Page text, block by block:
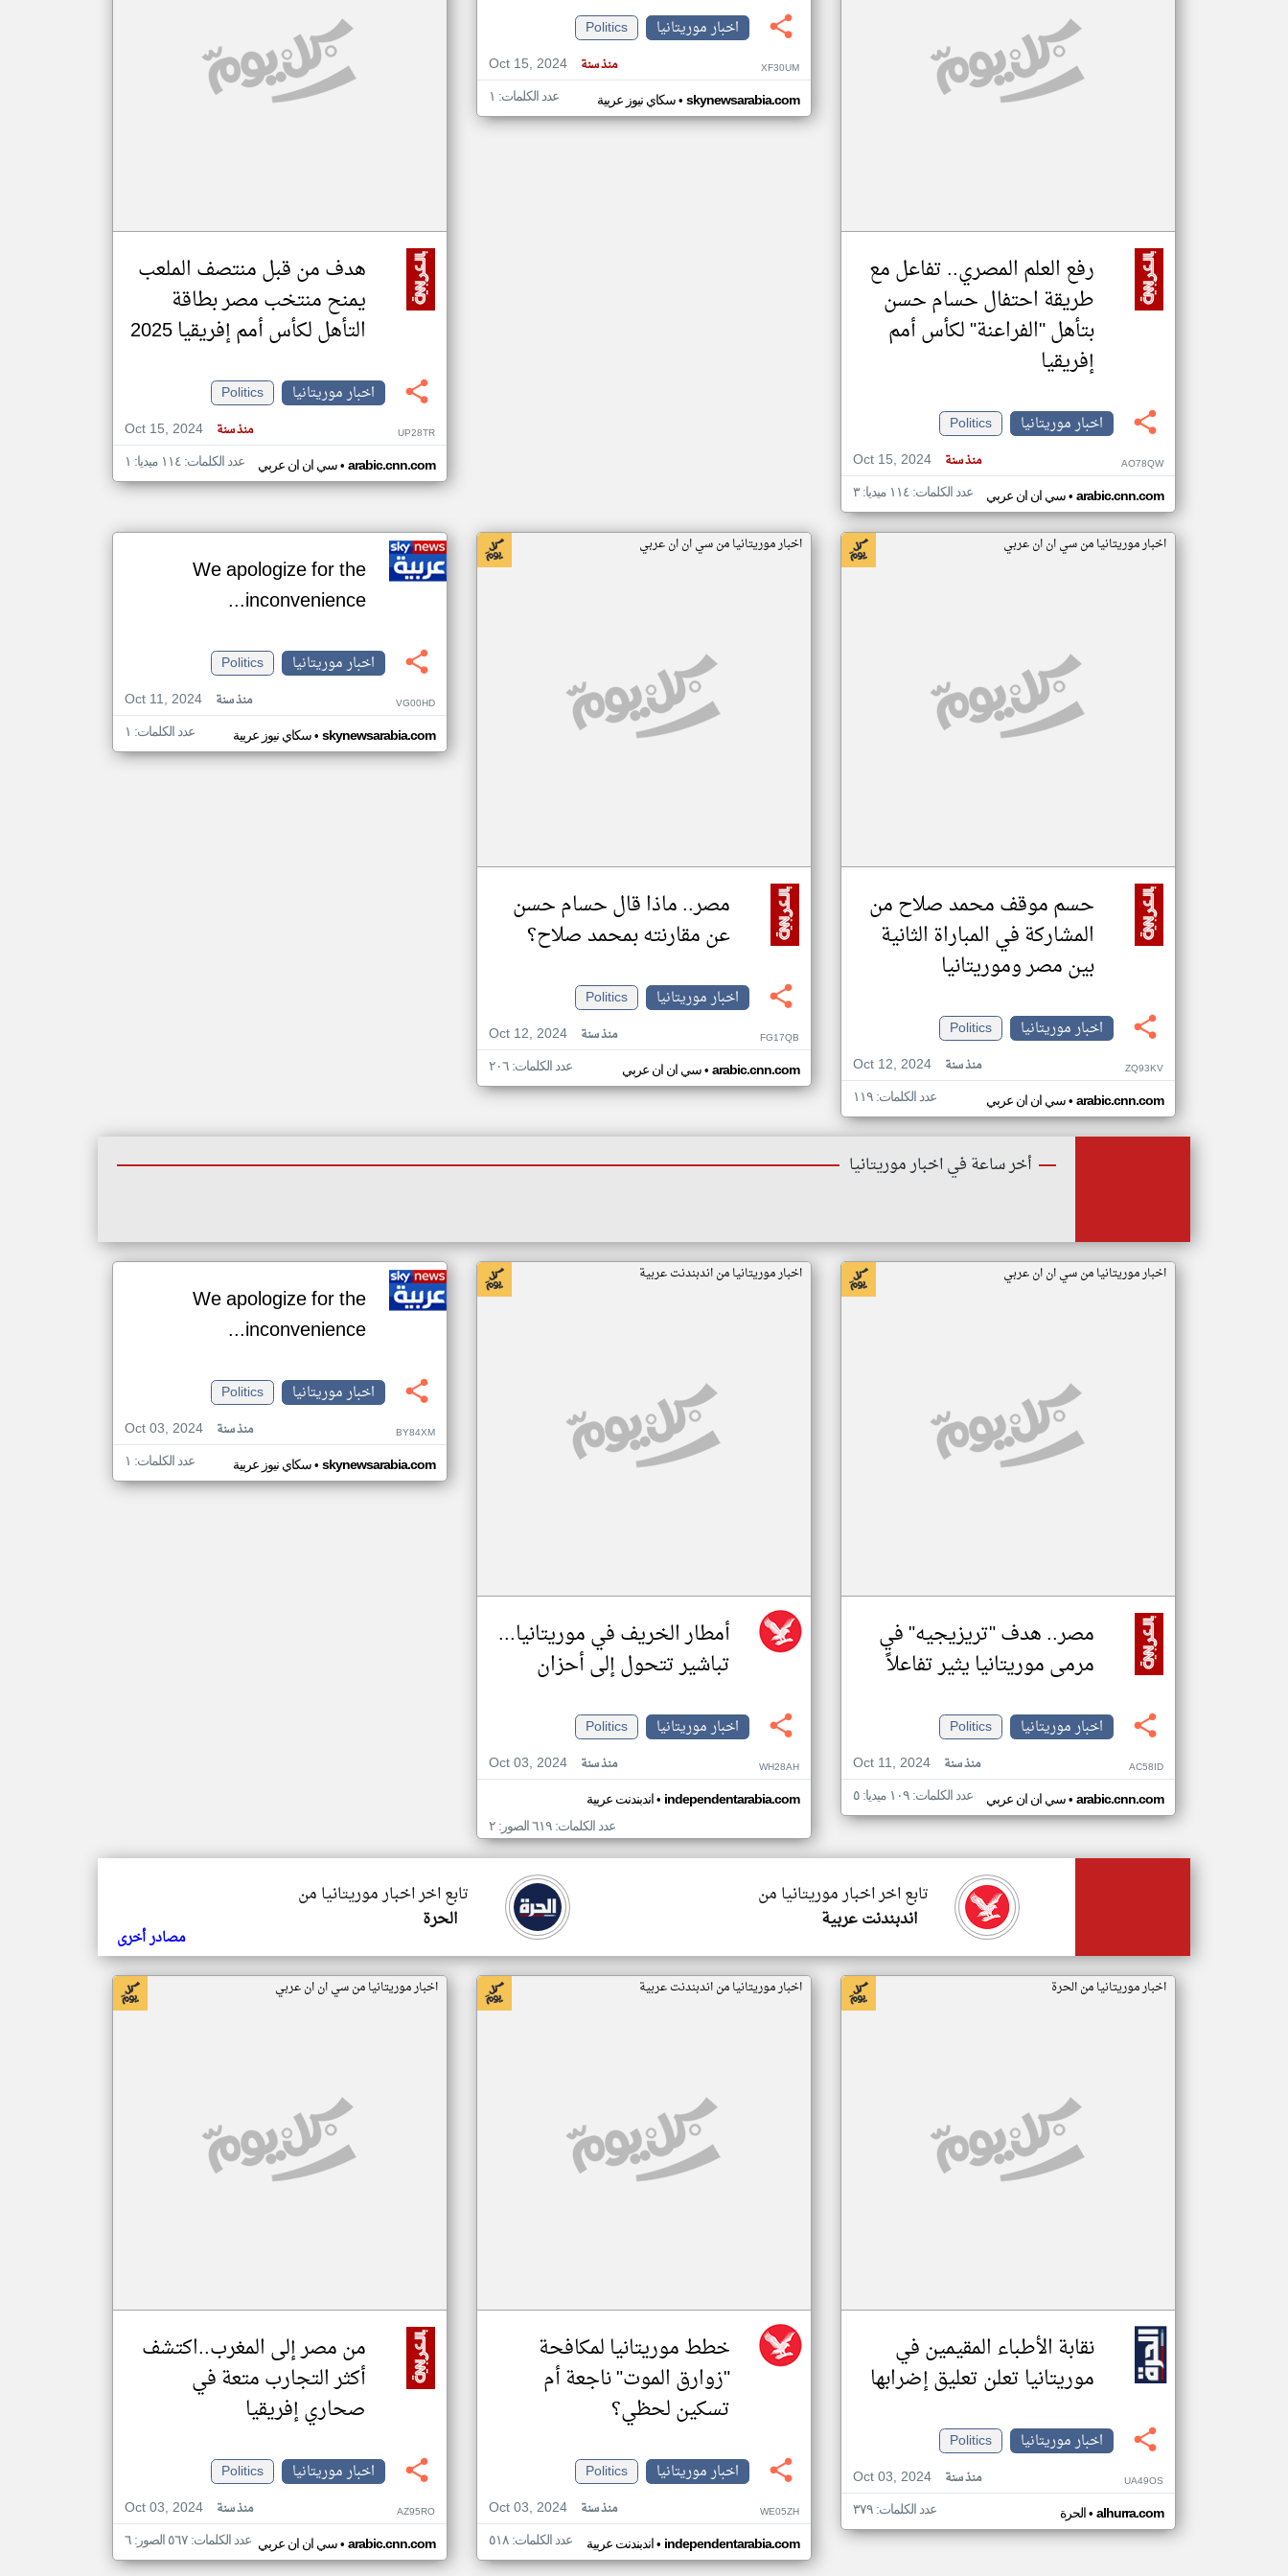
مصادر الأخبار من موريتانيا
رفع العلم المصري.. تفاعل مع
طريقة احتفال حسام حسن
بتأهل "الفراعنة" لكأس أمم
إفريقيا
اخبار موريتانيا
Politics
Oct 15, 2024
منذ سنة AO78QW
سي ان ان عربي• arabic.cnn.com عدد الكلمات: ١١٤ ميديا: ٣
اخبار موريتانيا
Politics
Oct 15, 2024
منذ سنة XF30UM
سكاي نيوز عربية• skynewsarabia.com عدد الكلمات: ١
هدف من قبل منتصف الملعب
يمنح منتخب مصر بطاقة
التأهل لكأس أمم إفريقيا 2025
اخبار موريتانيا
Politics
Oct 15, 2024
منذ سنة UP28TR
سي ان ان عربي• arabic.cnn.com عدد الكلمات: ١١٤ ميديا: ١
اخبار موريتانيا من سي ان ان عربي
حسم موقف محمد صلاح من
المشاركة في المباراة الثانية
بين مصر وموريتانيا
اخبار موريتانيا
Politics
Oct 12, 2024
منذ سنة ZQ93KV
سي ان ان عربي• arabic.cnn.com عدد الكلمات: ١١٩
اخبار موريتانيا من سي ان ان عربي
مصر.. ماذا قال حسام حسن
عن مقارنته بمحمد صلاح؟
اخبار موريتانيا
Politics
Oct 12, 2024
منذ سنة FG17QB
سي ان ان عربي• arabic.cnn.com عدد الكلمات: ٢٠٦
We apologize for the
inconvenience...
اخبار موريتانيا
Politics
Oct 11, 2024
منذ سنة VG00HD
سكاي نيوز عربية• skynewsarabia.com عدد الكلمات: ١
أخر ساعة في اخبار موريتانيا
اخبار موريتانيا من سي ان ان عربي
مصر.. هدف "تريزيجيه" في
مرمى موريتانيا يثير تفاعلاً
اخبار موريتانيا
Politics
Oct 11, 2024
منذ سنة AC58ID
سي ان ان عربي• arabic.cnn.com عدد الكلمات: ١٠٩ ميديا: ٥
اخبار موريتانيا من اندبندنت عربية
أمطار الخريف في موريتانيا...
تباشير تتحول إلى أحزان
اخبار موريتانيا
Politics
Oct 03, 2024
منذ سنة WH28AH
اندبندنت عربية• independentarabia.com
عدد الكلمات: ٦١٩ الصور: ٢
We apologize for the
inconvenience...
اخبار موريتانيا
Politics
Oct 03, 2024
منذ سنة BY84XM
سكاي نيوز عربية• skynewsarabia.com عدد الكلمات: ١
تابع اخر اخبار موريتانيا من
الحرة
تابع اخر اخبار موريتانيا من
اندبندنت عربية
مصادر أخرى
اخبار موريتانيا من الحرة
نقابة الأطباء المقيمين في
موريتانيا تعلن تعليق إضرابها
اخبار موريتانيا
Politics
Oct 03, 2024
منذ سنة UA49OS
الحرة• alhurra.com عدد الكلمات: ٣٧٩
اخبار موريتانيا من اندبندنت عربية
خطط موريتانيا لمكافحة
"زوارق الموت" ناجعة أم
تسكين لحظي؟
اخبار موريتانيا
Politics
Oct 03, 2024
منذ سنة WE05ZH
اندبندنت عربية• independentarabia.com عدد الكلمات: ٥١٨
اخبار موريتانيا من سي ان ان عربي
من مصر إلى المغرب..اكتشف
أكثر التجارب متعة في
صحاري إفريقيا
اخبار موريتانيا
Politics
Oct 03, 2024
منذ سنة AZ95RO
سي ان ان عربي• arabic.cnn.com عدد الكلمات: ٥٦٧ الصور: ٦